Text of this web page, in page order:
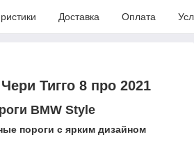
Доставка Оплата
Тигго 8 про 2021
BMW Style
пороги с ярким дизайном